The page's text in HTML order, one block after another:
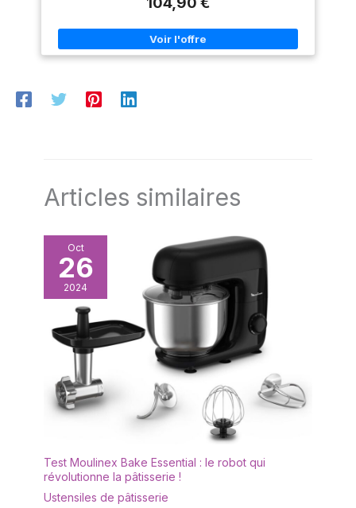
durable, permet de réaliser des préparation jusqu'à des
GOBEL répondent aux exigences de la norme française de
sécurité NF D21-901 (test réalisé par un laboratoire français
LNE) et sont certifiés TÜV Fournis avec 3 douilles premium
Maximum 1 cartouche par siphon LA MARQUE DES
Articles similaires
Oct
26
2024
Test Moulinex Bake Essential : le robot qui
révolutionne la pâtisserie !
Ustensiles de pâtisserie